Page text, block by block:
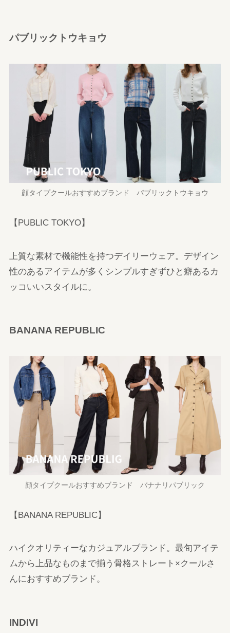
パブリックトウキョウ
顔タイプクールおすすめブランド パブリックトウキョウ
【PUBLIC TOKYO】
上質な素材で機能性を持つデイリーウェア。デザイン
性のあるアイテムが多くシンプルすぎずひと癖あるカ
ッコいいスタイルに。
BANANA REPUBLIC
顔タイプクールおすすめブランド バナナリパブリック
【BANANA REPUBLIC】
ハイクオリティーなカジュアルブランド。最旬アイテ
ムから上品なものまで揃う骨格ストレート×クールさ
んにおすすめブランド。
INDIVI